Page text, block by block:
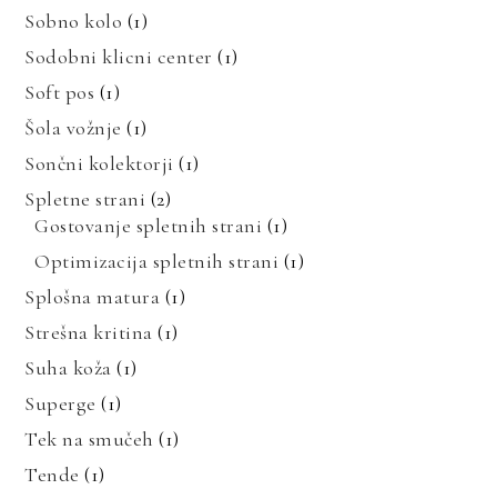
Sobno kolo (1)
Sodobni klicni center (1)
Soft pos (1)
Šola vožnje (1)
Sončni kolektorji (1)
Spletne strani (2)
Gostovanje spletnih strani (1)
Optimizacija spletnih strani (1)
Splošna matura (1)
Strešna kritina (1)
Suha koža (1)
Superge (1)
Tek na smučeh (1)
Tende (1)